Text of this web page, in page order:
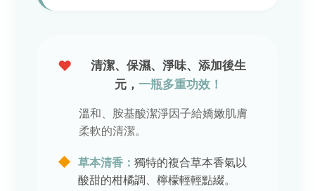
♥
清潔、保濕、淨味、添加後生
元， 一瓶多重功效！
溫和、胺基酸潔淨因子給嬌嫩肌膚
柔軟的清潔。
◆ 草本清香： 獨特的複合草本香氣以
酸甜的柑橘調、檸檬輕輕點綴。